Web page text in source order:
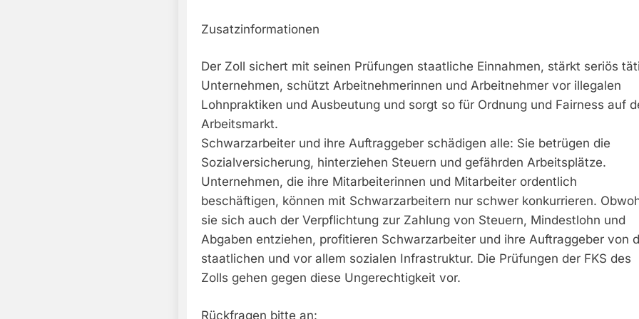
Zusatzinformationen
Der Zoll sichert mit seinen Prüfungen staatliche Einnahmen, stärkt seriös
Unternehmen, schützt Arbeitnehmerinnen und Arbeitnehmer vor illegalen
Lohnpraktiken und Ausbeutung und sorgt so für Ordnung und Fairness auf
Arbeitsmarkt.
Schwarzarbeiter und ihre Auftraggeber schädigen alle: Sie betrügen die
Sozialversicherung, hinterziehen Steuern und gefährden Arbeitsplätze.
Unternehmen, die ihre Mitarbeiterinnen und Mitarbeiter ordentlich
beschäftigen, können mit Schwarzarbeitern nur schwer konkurrieren.
sie sich auch der Verpflichtung zur Zahlung von Steuern, Mindestlohn und
Abgaben entziehen, profitieren Schwarzarbeiter und ihre Auftraggeber von
staatlichen und vor allem sozialen Infrastruktur. Die Prüfungen der FKS des
Zolls gehen gegen diese Ungerechtigkeit vor.
Rückfragen bitte an: